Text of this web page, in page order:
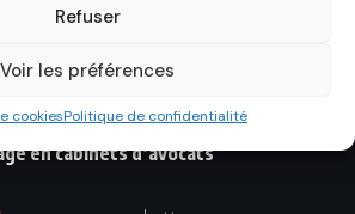
Refuser
Voir les préférences
cookiesPolitique de confidentialité
: Guide complet
30 JUILLET 2024
des lettres de demande de
en cabinets d’avocats